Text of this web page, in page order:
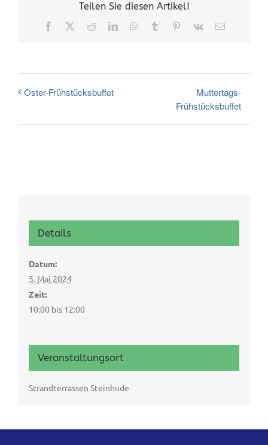
Teilen Sie diesen Artikel!
Facebook RedditLinkedInWhatsApp
Tumblr Pinterest
Vk
E-
Oster-Frühstücksbuffet
Muttertags-
Frühstücksbuffet
Details
Datum:
5. Mai 2024
Zeit:
10:00 bis 12:00
Veranstaltungsort
Strandterrassen Steinhude